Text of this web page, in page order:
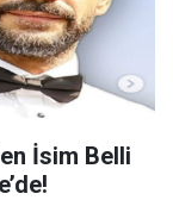
İsim Belli